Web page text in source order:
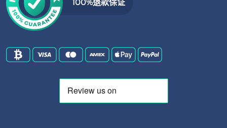
100%退款保证